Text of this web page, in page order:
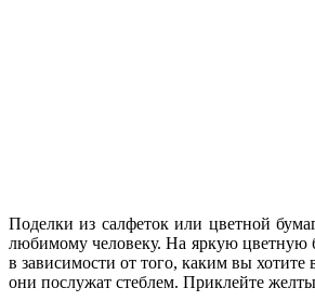
Поделки из салфеток или цветной
любимому человеку. На яркую цветную
в зависимости от того, каким вы
они послужат стеблем. Приклейте